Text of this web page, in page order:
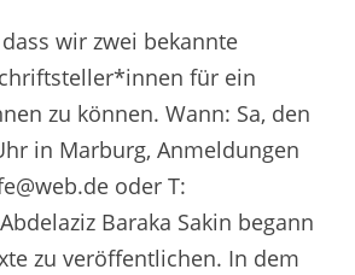
wir zwei bekannte
für ein
zu können. Wann: Sa, den
in Marburg, Anmeldungen
oder T:
Baraka Sakin begann
zu veröffentlichen. In dem